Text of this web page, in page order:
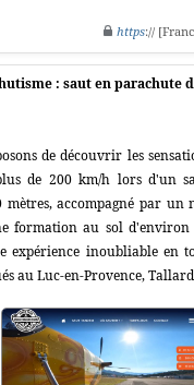
https://
: saut en parachute
de découvrir les
de 200 km/h lors d'un
mètres, accompagné par un
formation au sol
expérience inoubliable en
au Luc-en-Provence,